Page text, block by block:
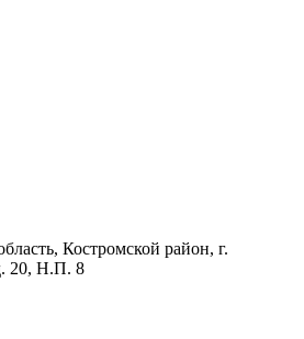
Костромской район, г.
20, Н.П. 8